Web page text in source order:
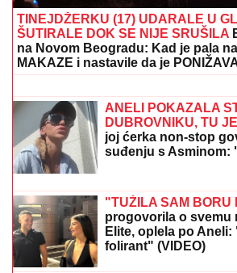
TETOVAŽA PREKO
Naša pevačica se
IZAZVALA
na Kipru
Dino Merlin je odbio
pitala da snime duet:
zvala kad si ubola